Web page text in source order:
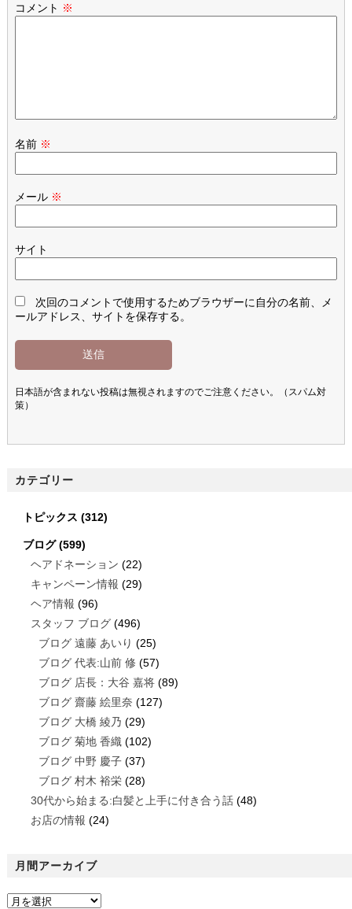
コメント ※
名前 ※
メール ※
サイト
次回のコメントで使用するためブラウザーに自分の名前、メ
ールアドレス、サイトを保存する。
日本語が含まれない投稿は無視されますのでご注意ください。（スパム対
策）
カテゴリー
トピックス (312)
ブログ(599)
ヘアドネーション (22)
キャンペーン情報 (29)
ヘア情報 (96)
スタッフ ブログ(496)
ブログ 遠藤 あいり (25)
ブログ 代表:山前 修 (57)
ブログ 店長：大谷 嘉将(89)
ブログ 齋藤 絵里奈 (127)
ブログ 大橋 綾乃 (29)
ブログ 菊地 香織(102)
ブログ 中野 慶子(37)
ブログ 村木 裕栄(28)
30代から始まる:白髪と上手に付き合う話(48)
お店の情報 (24)
月間アーカイブ